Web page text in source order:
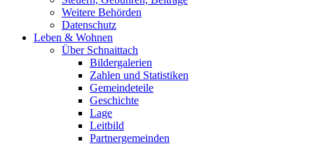
Weitere Behörden
Datenschutz
Leben & Wohnen
Über Schnaittach
Bildergalerien
Zahlen und Statistiken
Gemeindeteile
Geschichte
Lage
Leitbild
Partnergemeinden